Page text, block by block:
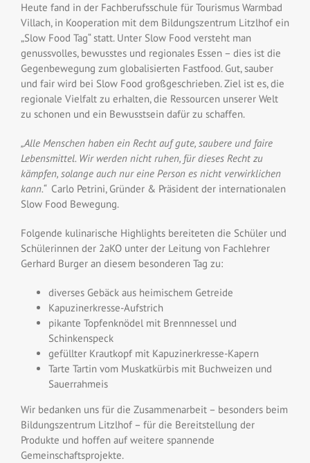
Heute fand in der Fachberufsschule für Tourismus Warmbad
Villach, in Kooperation mit dem Bildungszentrum Litzlhof ein
„Slow Food Tag“ statt. Unter Slow Food versteht man
genussvolles, bewusstes und regionales Essen – dies ist die
Gegenbewegung zum globalisierten Fastfood. Gut, sauber
und fair wird bei Slow Food großgeschrieben. Ziel ist es, die
regionale Vielfalt zu erhalten, die Ressourcen unserer Welt
zu schonen und ein Bewusstsein dafür zu schaffen.
„Alle Menschen haben ein Recht auf gute, saubere und faire
Lebensmittel. Wir werden nicht ruhen, für dieses Recht zu
kämpfen, solange auch nur eine Person es nicht verwirklichen
kann.“ Carlo Petrini, Gründer & Präsident der internationalen
Slow Food Bewegung.
Folgende kulinarische Highlights bereiteten die Schüler und
Schülerinnen der 2aKO unter der Leitung von Fachlehrer
Gerhard Burger an diesem besonderen Tag zu:
diverses Gebäck aus heimischem Getreide
Kapuzinerkresse-Aufstrich
pikante Topfenknödel mit Brennnessel und
Schinkenspeck
gefüllter Krautkopf mit Kapuzinerkresse-Kapern
Tarte Tartin vom Muskatkürbis mit Buchweizen und
Sauerrahmeis
Wir bedanken uns für die Zusammenarbeit – besonders beim
Bildungszentrum Litzlhof – für die Bereitstellung der
Produkte und hoffen auf weitere spannende
Gemeinschaftsprojekte.